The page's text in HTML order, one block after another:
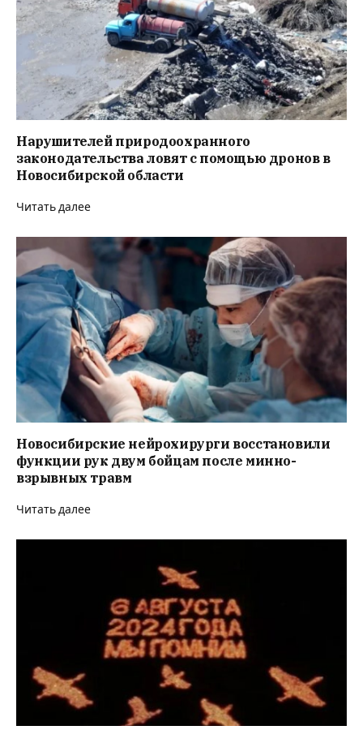
Нарушителей природоохранного
законодательства ловят с помощью дронов в
Новосибирской области
Читать далее
Новосибирские нейрохирурги восстановили
функции рук двум бойцам после минно-
взрывных травм
Читать далее